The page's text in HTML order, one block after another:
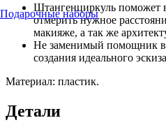
Подарочные наборы
Штангенциркуль поможет
отмерить нужное
макияже, а так же
Не заменимый помощник в
создания идеального
Материал: пластик.
Детали